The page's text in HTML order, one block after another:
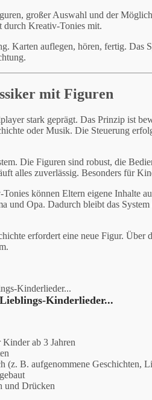
großer Auswahl und der
durch Kreativ-Tonies mit.
Karten auflegen, hören, fertig. Das
mit Figuren
stark geprägt. Das Prinzip ist
oder Musik. Die Steuerung
Die Figuren sind robust, die
alles zuverlässig. Besonders für
können Eltern eigene Inhalte
und Opa. Dadurch bleibt das
erfordert eine neue Figur. Über
Kinderlieder...
ab 3 Jahren
(z. B. aufgenommene Geschichten,
und Drücken